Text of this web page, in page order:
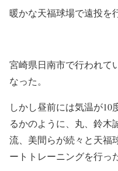
暖かな天福球場で遠投を
宮崎県日南市で行われて
なった。
しかし昼前には気温が
るかのように、丸、鈴木
流、美間らが続々と天福
ートトレーニングを行った